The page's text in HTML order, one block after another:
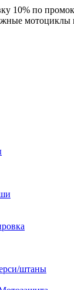
10% по
мотоциклы
штаны